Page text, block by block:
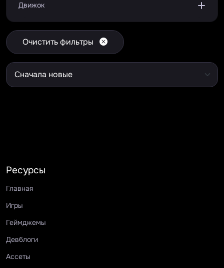
Движок
Очистить фильтры
Ресурсы
Главная
Игры
Геймджемы
Девблоги
Ассеты